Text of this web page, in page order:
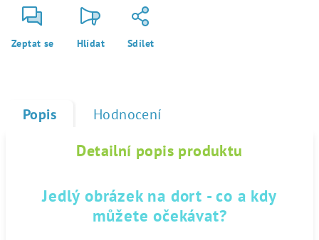
Zeptat se Hlídat Sdílet
Popis Hodnocení
Detailní popis produktu
Jedlý obrázek na dort - co a kdy
můžete očekávat?